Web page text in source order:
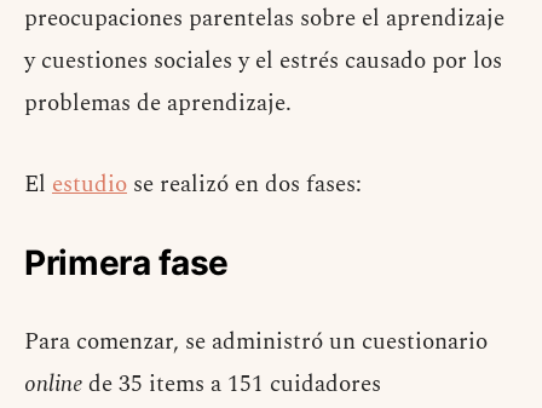
preocupaciones parentelas sobre el aprendizaje
y cuestiones sociales y el estrés causado por los
problemas de aprendizaje.
El estudio se realizó en dos fases:
Primera fase
Para comenzar, se administró un cuestionario
onlinede 35 items a 151 cuidadores